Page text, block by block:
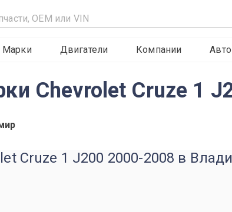
Марки Двигатели Компании
Chevrolet Cruze 1
Cruze 1 J200 2000-2008 в